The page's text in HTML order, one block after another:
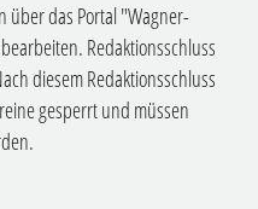
über das Portal "Wagner-
Redaktionsschluss
diesem Redaktionsschluss
gesperrt und müssen